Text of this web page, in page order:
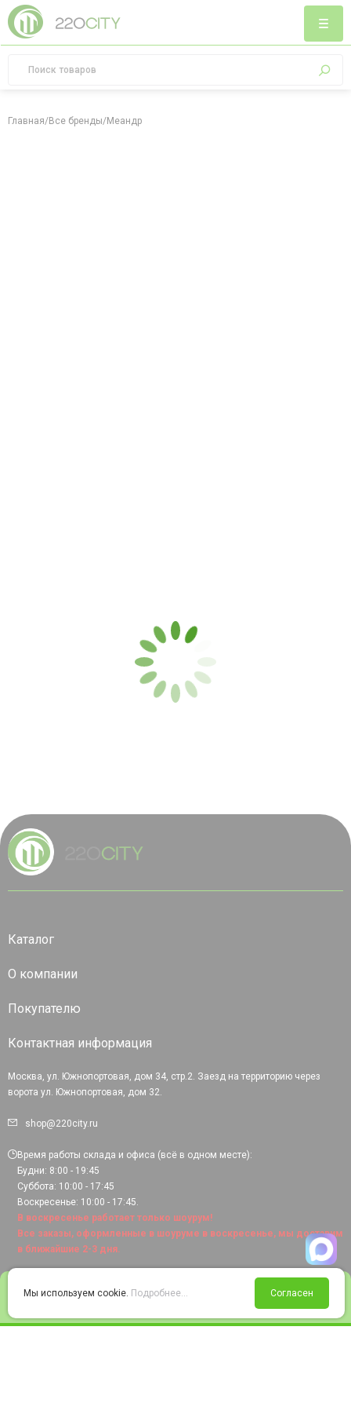
Войти Избранное Корзина
Главная/Все бренды/Меандр
Каталог
О компании
Покупателю
Контактная информация
Москва, ул. Южнопортовая, дом 34, стр.2. Заезд на территорию через
ворота ул. Южнопортовая, дом 32.
shop@220city.ru
Время работы склада и офиса (всё в одном месте):
Будни: 8:00 - 19:45
Суббота: 10:00 - 17:45
Воскресенье: 10:00 - 17:45.
В воскресенье работает только шоурум!
Все заказы, оформленные в шоуруме в воскресенье, мы доставим
в ближайшие 2-3 дня.
Мы используем cookie. Подробнее... Согласен